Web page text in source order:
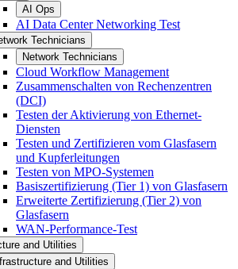
AI Ops
AI Data Center Networking Test
Technicians
Network Technicians
Cloud Workflow Management
Zusammenschalten von Rechenzentren
(DCI)
Testen der Aktivierung von Ethernet-
Diensten
Testen und Zertifizieren vom Glasfasern
und Kupferleitungen
Testen von MPO-Systemen
Basiszertifizierung (Tier 1) von Glasfasern
Erweiterte Zertifizierung (Tier 2) von
Glasfasern
WAN-Performance-Test
and Utilities
and Utilities